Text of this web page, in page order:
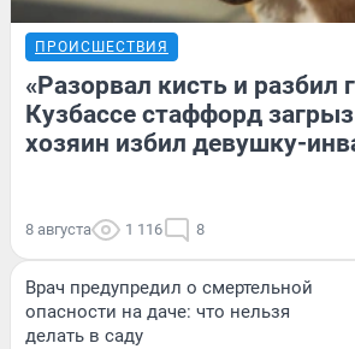
ПРОИСШЕСТВИЯ
«Разорвал кисть и разбил
Кузбассе стаффорд загрыз
хозяин избил девушку-
8 августа 1 116 8
Врач предупредил о смертельной
опасности на даче: что нельзя
делать в саду